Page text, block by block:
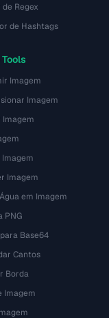
Regex
de Hashtags
Imagem
Imagem
Imagem
Imagem
Imagem
em Imagem
PNG
Base64
Cantos
Borda
Imagem